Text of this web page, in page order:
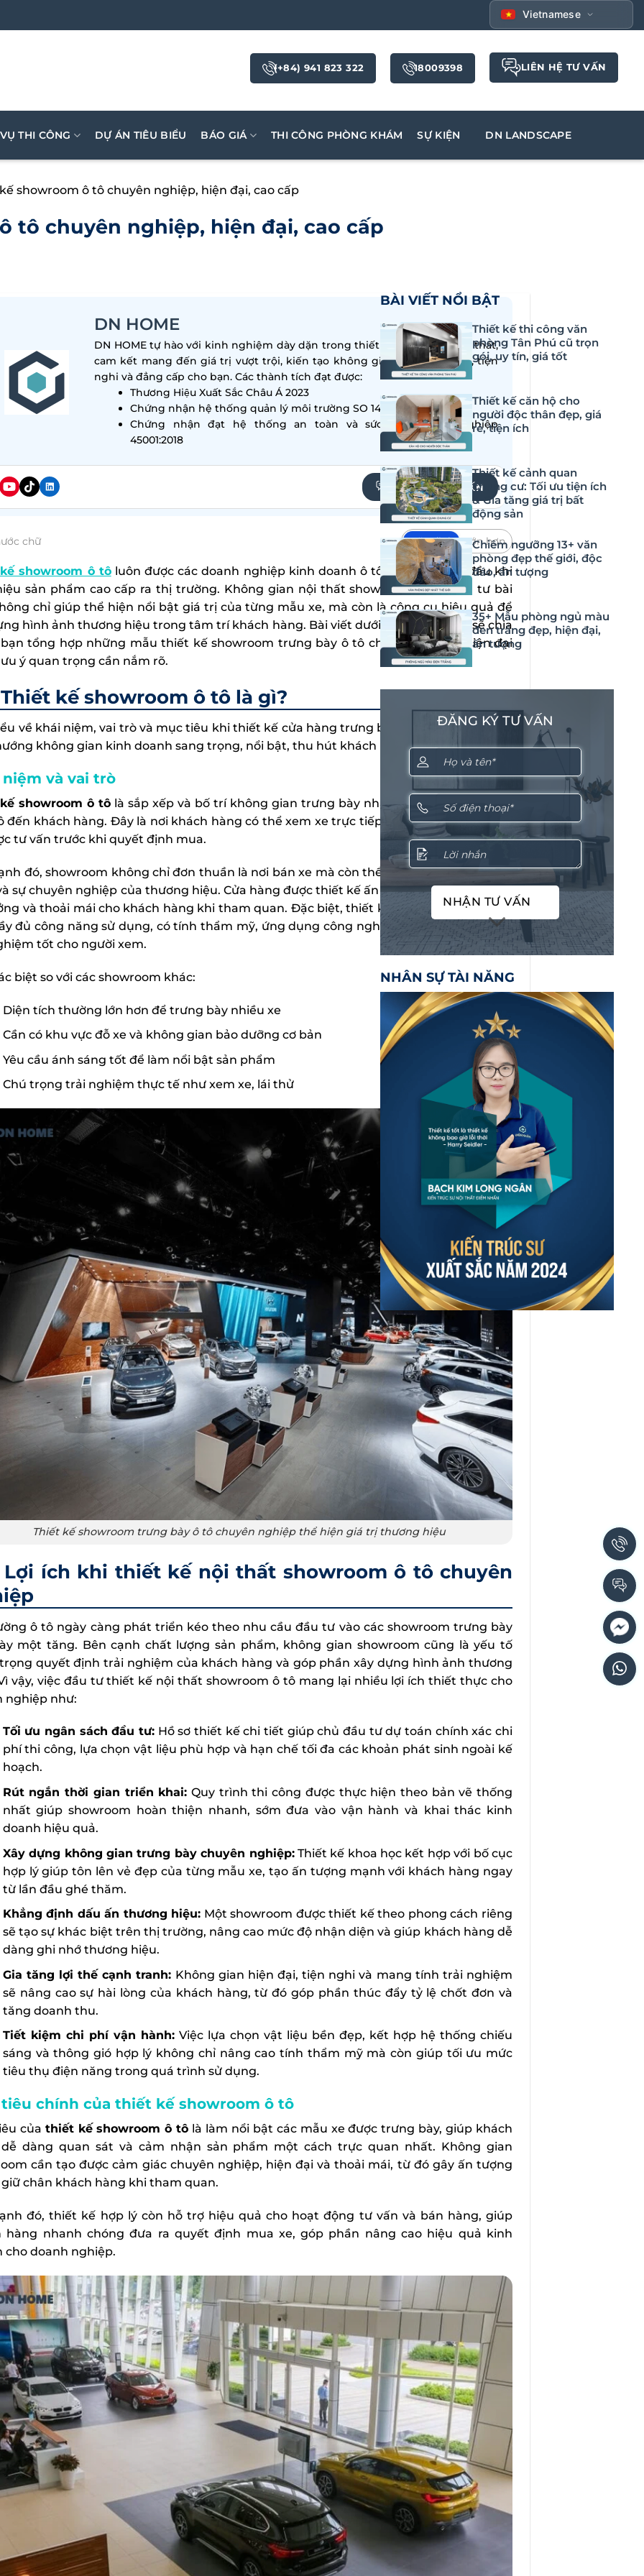
Vietnamese
(+84) 941 823 322 18009398 LIÊN HỆ TƯ VẤN
THI CÔNG DỰ ÁN TIÊU BIỂU BÁO GIÁ THI CÔNG PHÒNG KHÁM SỰ KIỆN DN LANDSCAPE
showroom ô tô chuyên nghiệp, hiện đại, cao cấp
tô chuyên nghiệp, hiện đại, cao cấp
DN HOME
DN HOME tự hào với kinh nghiệm dày dặn trong thiết kế – thi công nội thất,
cam kết mang đến giá trị vượt trội, kiến tạo không gian sống hiện đại, tiện
nghi và đẳng cấp cho bạn. Các thành tích đạt được:
Thương Hiệu Xuất Sắc Châu Á 2023
Chứng nhận hệ thống quản lý môi trường SO 14001:2015
Chứng nhận đạt hệ thống an toàn và sức khỏe nghề nghiệp
45001:2018
YÊU CẦU TƯ VẤN
chữ Mặc định Lớn hơn
showroom ô tôluôn được các doanh nghiệp kinh doanh ô tô ưu tiên hàng đầu khi
sản phẩm cao cấp ra thị trường. Không gian nội thất showroom được đầu tư bài
chỉ giúp thể hiện nổi bật giá trị của từng mẫu xe, mà còn là công cụ hiệu quả để
hình ảnh thương hiệu trong tâm trí khách hàng. Bài viết dưới đây, DN HOME sẽ chia
tổng hợp những mẫu thiết kế showroom trưng bày ô tô chuyên nghiệp, hiện đại
ý quan trọng cần nắm rõ.
Thiết kế showroom ô tô là gì?
về khái niệm, vai trò và mục tiêu khi thiết kế cửa hàng trưng bày ô tô để có thêm để
không gian kinh doanh sang trọng, nổi bật, thu hút khách hàng hiệu quả:
niệm và vai trò
showroom ô tô là sắp xếp và bố trí không gian trưng bày nhằm giới thiệu các mẫu
đến khách hàng. Đây là nơi khách hàng có thể xem xe trực tiếp, tìm hiểu về thông tin
tư vấn trước khi quyết định mua.
đó, showroom không chỉ đơn thuần là nơi bán xe mà còn thể hiện hình ảnh, phong
sự chuyên nghiệp của thương hiệu. Cửa hàng được thiết kế ấn tượng sẽ tạo cảm giác
và thoải mái cho khách hàng khi tham quan. Đặc biệt, thiết kế showroom cần đảm
đủ công năng sử dụng, có tính thẩm mỹ, ứng dụng công nghệ phù hợp và mang lại
tốt cho người xem.
biệt so với các showroom khác:
Diện tích thường lớn hơn để trưng bày nhiều xe
Cần có khu vực đỗ xe và không gian bảo dưỡng cơ bản
Yêu cầu ánh sáng tốt để làm nổi bật sản phẩm
Chú trọng trải nghiệm thực tế như xem xe, lái thử
Thiết kế showroom trưng bày ô tô chuyên nghiệp thể hiện giá trị thương hiệu
Lợi ích khi thiết kế nội thất showroom ô tô chuyên
ô tô ngày càng phát triển kéo theo nhu cầu đầu tư vào các showroom trưng bày
một tăng. Bên cạnh chất lượng sản phẩm, không gian showroom cũng là yếu tố
quyết định trải nghiệm của khách hàng và góp phần xây dựng hình ảnh thương
vậy, việc đầu tư thiết kế nội thất showroom ô tô mang lại nhiều lợi ích thiết thực cho
nghiệp như:
Tối ưu ngân sách đầu tư: Hồ sơ thiết kế chi tiết giúp chủ đầu tư dự toán chính xác chi
phí thi công, lựa chọn vật liệu phù hợp và hạn chế tối đa các khoản phát sinh ngoài kế
hoạch.
Rút ngắn thời gian triển khai: Quy trình thi công được thực hiện theo bản vẽ thống
nhất giúp showroom hoàn thiện nhanh, sớm đưa vào vận hành và khai thác kinh
doanh hiệu quả.
Xây dựng không gian trưng bày chuyên nghiệp:Thiết kế khoa học kết hợp với bố cục
hợp lý giúp tôn lên vẻ đẹp của từng mẫu xe, tạo ấn tượng mạnh với khách hàng ngay
từ lần đầu ghé thăm.
Khẳng định dấu ấn thương hiệu: Một showroom được thiết kế theo phong cách riêng
sẽ tạo sự khác biệt trên thị trường, nâng cao mức độ nhận diện và giúp khách hàng dễ
dàng ghi nhớ thương hiệu.
Gia tăng lợi thế cạnh tranh: Không gian hiện đại, tiện nghi và mang tính trải nghiệm
sẽ nâng cao sự hài lòng của khách hàng, từ đó góp phần thúc đẩy tỷ lệ chốt đơn và
tăng doanh thu.
Tiết kiệm chi phí vận hành:Việc lựa chọn vật liệu bền đẹp, kết hợp hệ thống chiếu
sáng và thông gió hợp lý không chỉ nâng cao tính thẩm mỹ mà còn giúp tối ưu mức
tiêu thụ điện năng trong quá trình sử dụng.
chính của thiết kế showroom ô tô
của thiết kế showroom ô tô là làm nổi bật các mẫu xe được trưng bày, giúp khách
dàng quan sát và cảm nhận sản phẩm một cách trực quan nhất. Không gian
cần tạo được cảm giác chuyên nghiệp, hiện đại và thoải mái, từ đó gây ấn tượng
chân khách hàng khi tham quan.
đó, thiết kế hợp lý còn hỗ trợ hiệu quả cho hoạt động tư vấn và bán hàng, giúp
hàng nhanh chóng đưa ra quyết định mua xe, góp phần nâng cao hiệu quả kinh
cho doanh nghiệp.
BÀI VIẾT NỔI BẬT
Thiết kế thi công văn
phòng Tân Phú cũ trọn
gói, uy tín, giá tốt
Thiết kế căn hộ cho
người độc thân đẹp, giá
rẻ, tiện ích
Thiết kế cảnh quan
chung cư: Tối ưu tiện ích
& Gia tăng giá trị bất
động sản
Chiêm ngưỡng 13+ văn
phòng đẹp thế giới, độc
đáo, ấn tượng
35+ Mẫu phòng ngủ màu
đen trắng đẹp, hiện đại,
ấn tượng
ĐĂNG KÝ TƯ VẤN
NHẬN TƯ VẤN
NHÂN SỰ TÀI NĂNG